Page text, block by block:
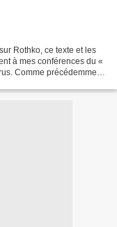
Rothko, ce texte et les
à mes conférences du «
Comme précédemment,